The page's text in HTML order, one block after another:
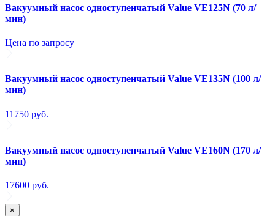
Вакуумный насос одноступенчатый Value VE125N (70 л/
мин)
Цена по запросу
Вакуумный насос одноступенчатый Value VE135N (100 л/
мин)
11750 руб.
Вакуумный насос одноступенчатый Value VE160N (170 л/
мин)
17600 руб.
×